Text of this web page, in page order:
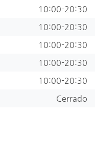
10:00-20:30
10:00-20:30
10:00-20:30
10:00-20:30
10:00-20:30
Cerrado